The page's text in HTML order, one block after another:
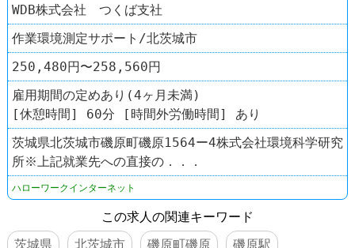
WDB株式会社 つくば支社
作業環境測定サポート/北茨城市
250,480円〜258,560円
雇用期間の定めあり(4ヶ月未満)
[休憩時間] 60分 [時間外労働時間] あり
茨城県北茨城市磯原町磯原1564ー4株式会社環境科学研究
所※上記就業先への直接の．．．
ハローワークインターネット
この求人の関連キーワード
茨城県
北茨城市 磯原町磯原 磯原駅